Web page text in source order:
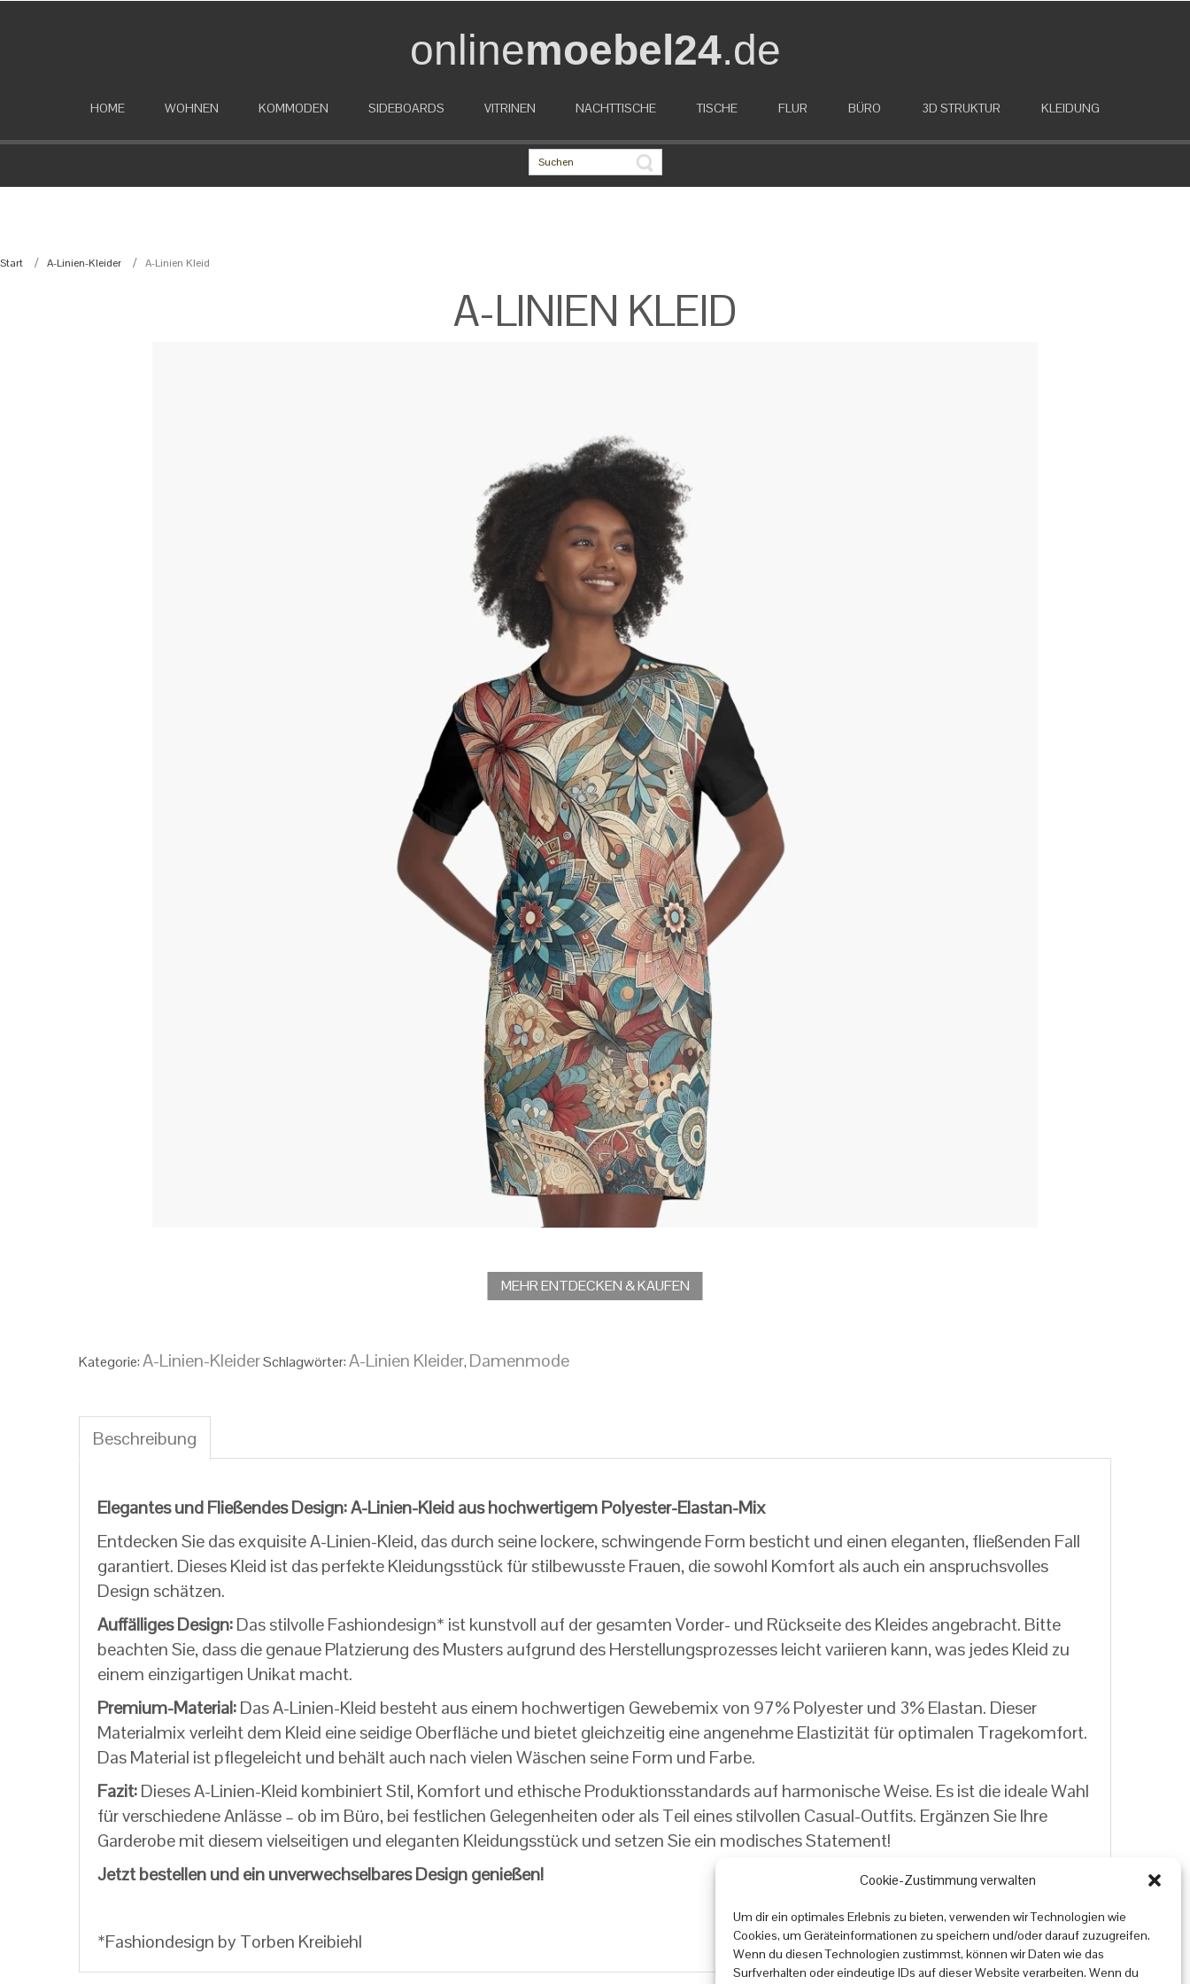
Cookie-Zustimmung verwalten
Um dir ein optimales Erlebnis zu bieten, verwenden wir Technologien wie
Cookies, um Geräteinformationen zu speichern und/oder darauf zuzugreifen.
Wenn du diesen Technologien zustimmst, können wir Daten wie das
Surfverhalten oder eindeutige IDs auf dieser Website verarbeiten. Wenn du
onlinemoebel24.de
HOME WOHNEN KOMMODEN SIDEBOARDS VITRINEN NACHTTISCHE TISCHE FLUR BÜRO 3D STRUKTUR KLEIDUNG
Start A-Linien-Kleider A-Linien Kleid
A-LINIEN KLEID
MEHR ENTDECKEN & KAUFEN
Kategorie:A-Linien-KleiderSchlagwörter:A-Linien Kleider, Damenmode
Beschreibung
Elegantes und Fließendes Design: A-Linien-Kleid aus hochwertigem Polyester-Elastan-Mix
Entdecken Sie das exquisite A-Linien-Kleid, das durch seine lockere, schwingende Form besticht und einen eleganten, fließenden Fall
garantiert. Dieses Kleid ist das perfekte Kleidungsstück für stilbewusste Frauen, die sowohl Komfort als auch ein anspruchsvolles
Design schätzen.
Auffälliges Design:Das stilvolle Fashiondesign* ist kunstvoll auf der gesamten Vorder- und Rückseite des Kleides angebracht. Bitte
beachten Sie, dass die genaue Platzierung des Musters aufgrund des Herstellungsprozesses leicht variieren kann, was jedes Kleid zu
einem einzigartigen Unikat macht.
Premium-Material:Das A-Linien-Kleid besteht aus einem hochwertigen Gewebemix von 97% Polyester und 3% Elastan. Dieser
Materialmix verleiht dem Kleid eine seidige Oberfläche und bietet gleichzeitig eine angenehme Elastizität für optimalen Tragekomfort.
Das Material ist pflegeleicht und behält auch nach vielen Wäschen seine Form und Farbe.
Fazit:Dieses A-Linien-Kleid kombiniert Stil, Komfort und ethische Produktionsstandards auf harmonische Weise. Es ist die ideale Wahl
für verschiedene Anlässe – ob im Büro, bei festlichen Gelegenheiten oder als Teil eines stilvollen Casual-Outfits. Ergänzen Sie Ihre
Garderobe mit diesem vielseitigen und eleganten Kleidungsstück und setzen Sie ein modisches Statement!
Jetzt bestellen und ein unverwechselbares Design genießen!
*Fashiondesign by Torben Kreibiehl